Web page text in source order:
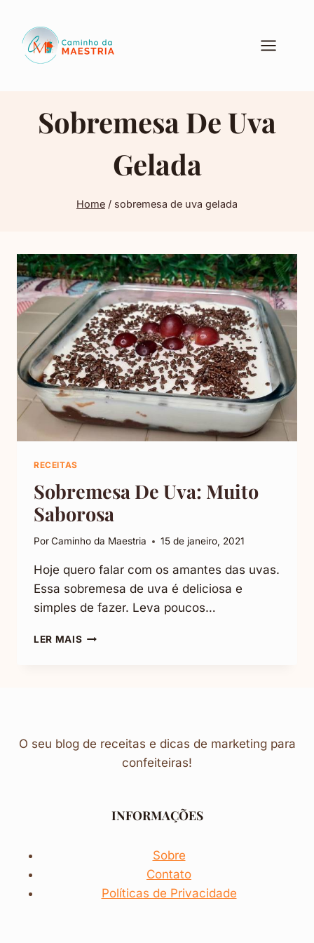
Conteúdo
Sobremesa De Uva
Gelada
Home / sobremesa de uva gelada
RECEITAS
Sobremesa De Uva: Muito
Saborosa
PorCaminho da Maestria 15 de janeiro, 2021
Hoje quero falar com os amantes das uvas.
Essa sobremesa de uva é deliciosa e
simples de fazer. Leva poucos…
LER MAISSOBREMESA
O seu blog de receitas e dicas de marketing para
confeiteiras!
INFORMAÇÕES
Sobre
Contato
Políticas de Privacidade